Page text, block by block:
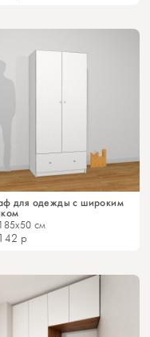
для одежды с широким
см
р